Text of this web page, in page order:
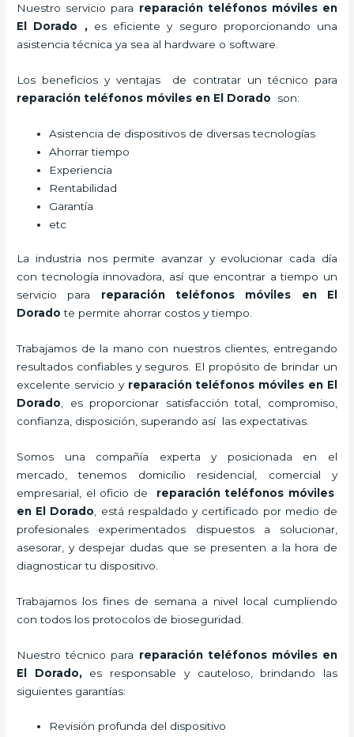
Nuestro servicio para reparación teléfonos móviles en
El Dorado
,es eficiente y seguro proporcionando una
asistencia técnica ya sea al hardware o software.
Los beneficios y ventajas de contratar un técnico para
reparación teléfonos móviles en El Dorado son:
Asistencia de dispositivos de diversas tecnologías
Ahorrar tiempo
Experiencia
Rentabilidad
Garantía
etc
La industria nos permite avanzar y evolucionar cada día
con tecnología innovadora, así que encontrar a tiempo un
servicio para reparación teléfonos móviles
en El
Dorado te permite ahorrar costos y tiempo.
Trabajamos de la mano con nuestros clientes, entregando
resultados confiables y seguros. El propósito de brindar un
excelente servicio y reparación teléfonos móviles en El
Dorado , es proporcionar satisfacción total, compromiso,
confianza, disposición, superando así las expectativas.
Somos una compañía experta y posicionada en el
mercado, tenemos domicilio residencial, comercial y
empresarial, el oficio de reparación teléfonos móviles
en El Dorado , está respaldado y certificado por medio de
profesionales experimentados dispuestos a solucionar,
asesorar, y despejar dudas que se presenten a la hora de
diagnosticar tu dispositivo.
Trabajamos los fines de semana a nivel local cumpliendo
con todos los protocolos de bioseguridad.
Nuestro técnico para reparación teléfonos móviles en
El Dorado, es responsable y cauteloso, brindando las
siguientes garantías:
Revisión profunda del dispositivo